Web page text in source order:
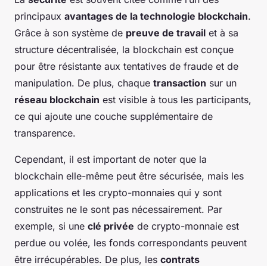
principaux avantages de la technologie blockchain.
Grâce à son système de preuve de travail et à sa
structure décentralisée, la blockchain est conçue
pour être résistante aux tentatives de fraude et de
manipulation. De plus, chaque transaction sur un
réseau blockchain est visible à tous les participants,
ce qui ajoute une couche supplémentaire de
transparence.
Cependant, il est important de noter que la
blockchain elle-même peut être sécurisée, mais les
applications et les crypto-monnaies qui y sont
construites ne le sont pas nécessairement. Par
exemple, si une clé privée de crypto-monnaie est
perdue ou volée, les fonds correspondants peuvent
être irrécupérables. De plus, les contrats